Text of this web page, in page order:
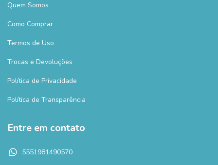
Quem Somos
Como Comprar
Termos de Uso
Trocas e Devoluções
Política de Privacidade
Política de Transparência
Entre em contato
5551981490570